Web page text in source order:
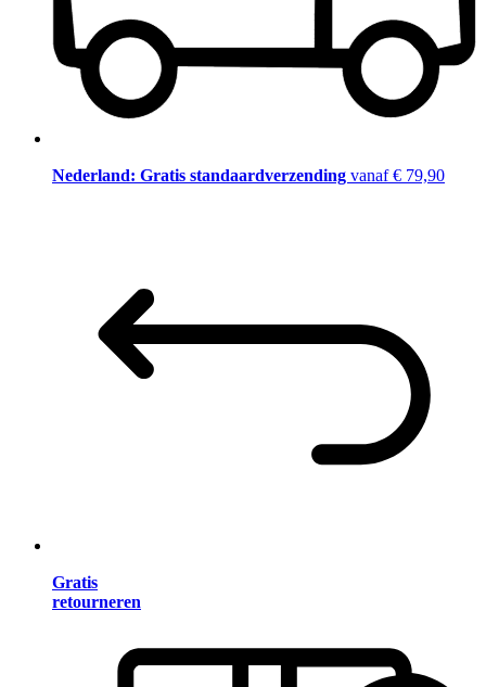
Nederland: Gratis standaardverzending vanaf € 79,90
Gratis
retourneren